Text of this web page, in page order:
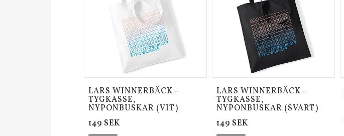
LARS WINNERBÄCK -
TYGKASSE,
NYPONBUSKAR (VIT)
149 SEK
LARS WINNERBÄCK -
TYGKASSE,
NYPONBUSKAR (SVART)
149 SEK